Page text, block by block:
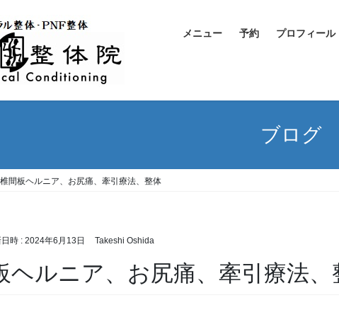
メニュー 予約 プロフィール
ブログ
間板ヘルニア、お尻痛、牽引療法、整体
時 : 2024年6月13日 Takeshi Oshida
ヘルニア、お尻痛、牽引療法、